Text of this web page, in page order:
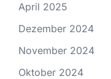
April 2025
Dezember 2024
November 2024
Oktober 2024